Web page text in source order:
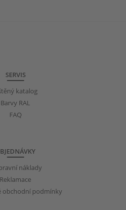
SERVIS
katalog
Barvy RAL
FAQ
náklady
Reklamace
obchodní podmínky